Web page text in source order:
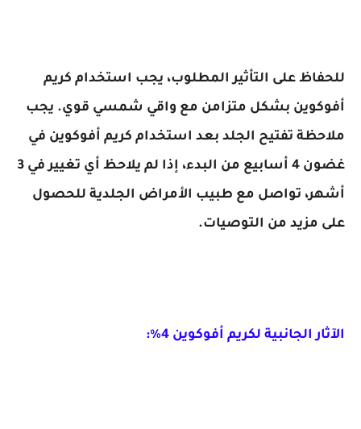
للحفاظ على التأثير المطلوب، يجب استخدام كريم
أفوكوين بشكل متزامن مع واقي شمسي قوي. يجب
ملاحظة تفتيح الجلد بعد استخدام كريم أفوكوين في
غضون 4 أسابيع من البدء، إذا لم يلاحظ أي تغيير في 3
أشهر، تواصل مع طبيب الأمراض الجلدية للحصول
على مزيد من التوصيات.
الآثار الجانبية لكريم أفوكوين 4%: